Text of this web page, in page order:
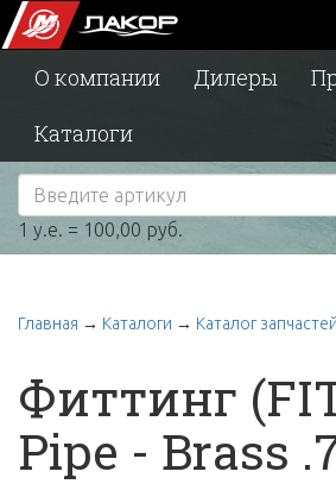
О компании Дилеры
Каталоги
1 у.е. = 100,00 руб.
Главная → Каталоги → Каталог запчастей
Фиттинг
Pipe - Brass